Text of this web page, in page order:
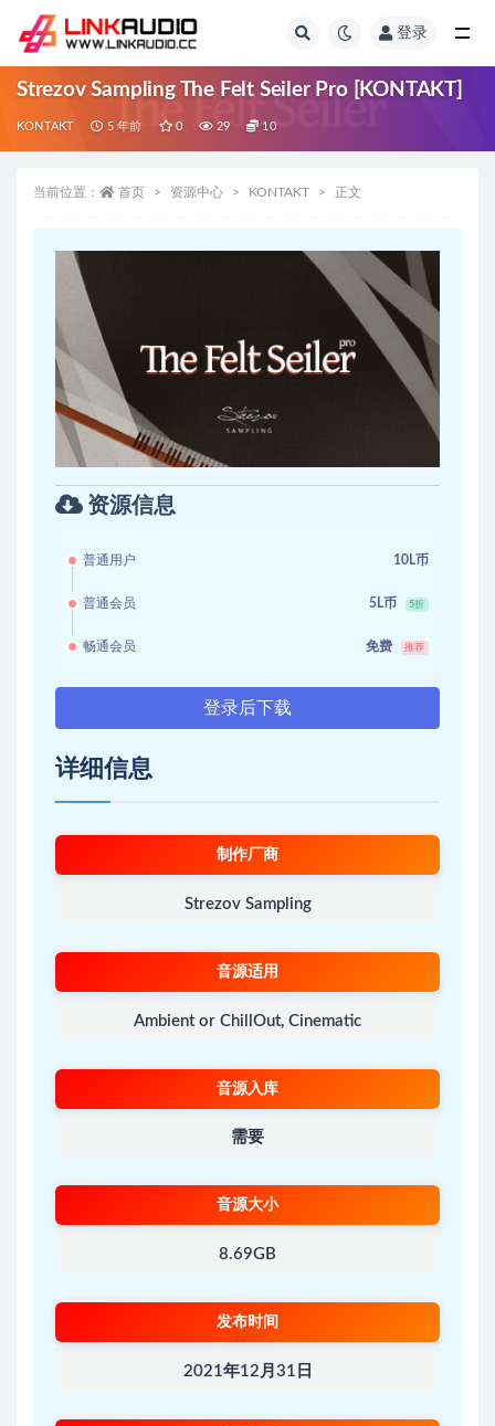
登录
Strezov Sampling The Felt Seiler Pro [KONTAKT]
KONTAKT 5 年前 0 29 10
当前位置： 首页 资源中心 KONTAKT 正文
资源信息
普通用户 10L币
普通会员 5L币 5折
畅通会员 免费 推荐
登录后下载
详细信息
制作厂商
Strezov Sampling
音源适用
Ambient or ChillOut, Cinematic
音源入库
需要
音源大小
8.69GB
发布时间
2021年12月31日